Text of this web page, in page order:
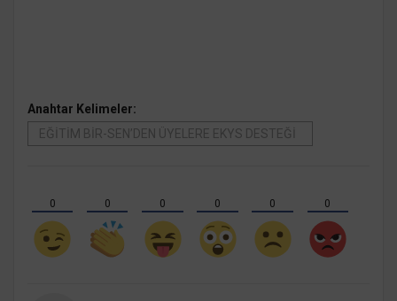
Anahtar Kelimeler:
EĞİTİM BİR-SEN’DEN ÜYELERE EKYS DESTEĞİ
0 0 0 0 0 0